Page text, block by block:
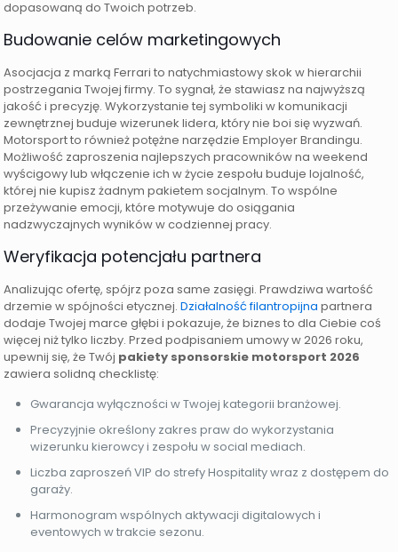
dopasowaną do Twoich potrzeb.
Budowanie celów marketingowych
Asocjacja z marką Ferrari to natychmiastowy skok w hierarchii
postrzegania Twojej firmy. To sygnał, że stawiasz na najwyższą
jakość i precyzję. Wykorzystanie tej symboliki w komunikacji
zewnętrznej buduje wizerunek lidera, który nie boi się wyzwań.
Motorsport to również potężne narzędzie Employer Brandingu.
Możliwość zaproszenia najlepszych pracowników na weekend
wyścigowy lub włączenie ich w życie zespołu buduje lojalność,
której nie kupisz żadnym pakietem socjalnym. To wspólne
przeżywanie emocji, które motywuje do osiągania
nadzwyczajnych wyników w codziennej pracy.
Weryfikacja potencjału partnera
Analizując ofertę, spójrz poza same zasięgi. Prawdziwa wartość
drzemie w spójności etycznej.Działalność filantropijna partnera
dodaje Twojej marce głębi i pokazuje, że biznes to dla Ciebie coś
więcej niż tylko liczby. Przed podpisaniem umowy w 2026 roku,
upewnij się, że Twój pakiety sponsorskie motorsport 2026
zawiera solidną checklistę:
Gwarancja wyłączności w Twojej kategorii branżowej.
Precyzyjnie określony zakres praw do wykorzystania
wizerunku kierowcy i zespołu w social mediach.
Liczba zaproszeń VIP do strefy Hospitality wraz z dostępem do
garaży.
Harmonogram wspólnych aktywacji digitalowych i
eventowych w trakcie sezonu.